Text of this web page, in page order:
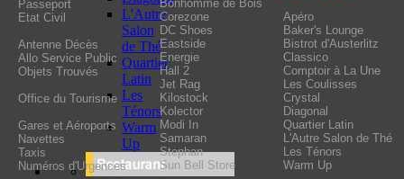
pleasure of the night
L'Autre
Salon
de Thé
Quartier
Latin
Les
Ténors
Warm
Up
Passeport
Etat Civil
Antenne Décès
Allo Service Public
Objets Trouvés
Office du Tourisme
Gares et Aéroports
Navettes
Taxis
Numéros d'Urgences
Apéro
Baker's Lounge
Bistrot d'Austerlitz
Classico
Comptoir à La Une
Les Coulisses
Crystal
Diagonal
Quartier Latin
L'Autre Salon de Thé
Les Ténors
Warm Up
Bonhomme de Bois
Corezone
DC Shoes
Eastside
Energie
Hall 2
Jet Rag
Kilostock
Kolector
Modi In
Samaran
Stephan
Sun Bell Store